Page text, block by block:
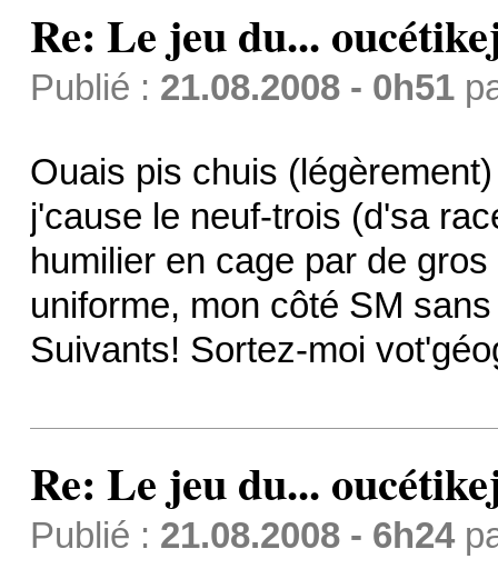
Re: Le jeu du...
Publié : 21.08.2008 - 0h51
Ouais pis chuis
j'cause le neuf-trois (d'sa
humilier en cage par de
uniforme, mon côté SM
Suivants! Sortez-moi
Re: Le jeu du...
Publié : 21.08.2008 - 6h24